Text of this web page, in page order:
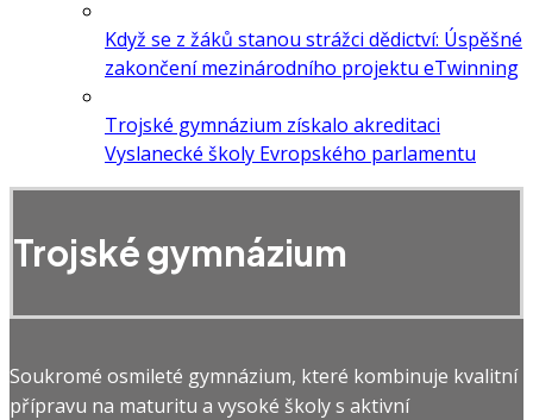
Když se z žáků stanou strážci dědictví: Úspěšné
zakončení mezinárodního projektu eTwinning
Trojské gymnázium získalo akreditaci
Vyslanecké školy Evropského parlamentu
Trojské gymnázium
Soukromé osmileté gymnázium, které kombinuje kvalitní
přípravu na maturitu a vysoké školy s aktivní